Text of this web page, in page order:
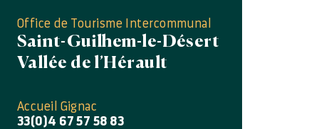
Office de Tourisme Intercommunal
Saint-Guilhem-le-Désert
Vallée de l’Hérault
Accueil Gignac
33(0)4 67 57 58 83